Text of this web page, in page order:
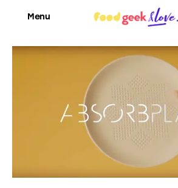
Menu
Food’News
Food’Com
Food’Art
Food’Event